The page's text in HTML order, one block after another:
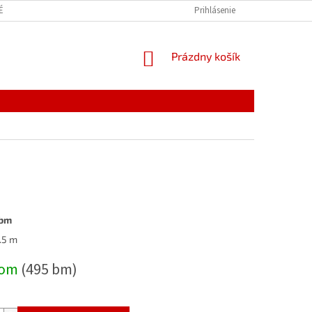
VEDIEŤ Prihlásenie
NÁKUPNÝ
Prázdny košík
m
(495 bm)